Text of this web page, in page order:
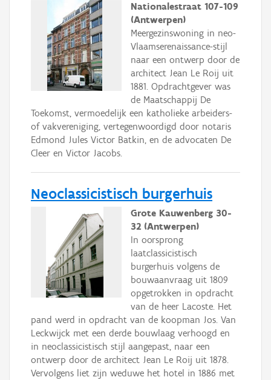
Nationalestraat 107-109
(Antwerpen)
Meergezinswoning in neo-
Vlaamserenaissance-stijl
naar een ontwerp door de
architect Jean Le Roij uit
1881. Opdrachtgever was
de Maatschappij De
Toekomst, vermoedelijk een katholieke arbeiders-
of vakvereniging, vertegenwoordigd door notaris
Edmond Jules Victor Batkin, en de advocaten De
Cleer en Victor Jacobs.
Neoclassicistisch burgerhuis
Grote Kauwenberg 30-
32 (Antwerpen)
In oorsprong
laatclassicistisch
burgerhuis volgens de
bouwaanvraag uit 1809
opgetrokken in opdracht
van de heer Lacoste. Het
pand werd in opdracht van de koopman Jos. Van
Leckwijck met een derde bouwlaag verhoogd en
in neoclassicistisch stijl aangepast, naar een
ontwerp door de architect Jean Le Roij uit 1878.
Vervolgens liet zijn weduwe het hotel in 1886 met